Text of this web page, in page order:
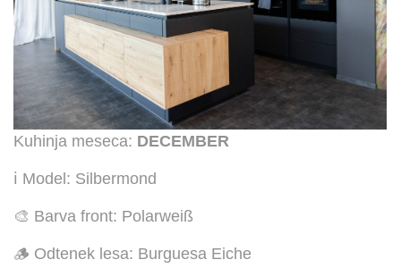
Kuhinja meseca: DECEMBER
ℹ️ Model: Silbermond
🎨 Barva front: Polarweiß
🪵 Odtenek lesa: Burguesa Eiche